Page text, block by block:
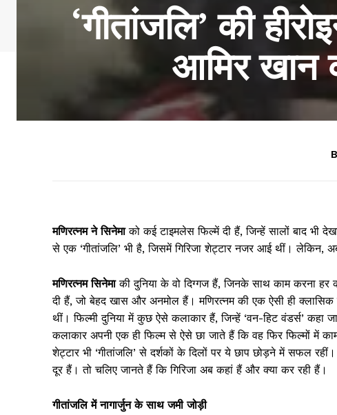
‘गीतांजलि’ की
आमिर खान
मणिरत्नम ने सिनेमाको कई टाइमलेस फिल्में दी हैं, जिन्हें सालों बाद भी
से एक ‘गीतांजलि’ भी है, जिसमें गिरिजा शेट्टार नजर आई थीं। लेकिन,
मणिरत्नम सिनेमाकी दुनिया के वो दिग्गज हैं, जिनके साथ काम करना हर
दी हैं, जो बेहद खास और अनमोल हैं। मणिरत्नम की एक ऐसी ही क्लासिक
थीं। फिल्मी दुनिया में कुछ ऐसे कलाकार हैं, जिन्हें ‘वन-हिट वंडर्स’ कहा
कलाकार अपनी एक ही फिल्म से ऐसे छा जाते हैं कि वह फिर फिल्मों में
शेट्टार भी ‘गीतांजलि’ से दर्शकों के दिलों पर ये छाप छोड़ने में सफल
दूर हैं। तो चलिए जानते हैं कि गिरिजा अब कहां हैं और क्या कर रही हैं।
गीतांजलि में नागार्जुन के साथ जमी जोड़ी